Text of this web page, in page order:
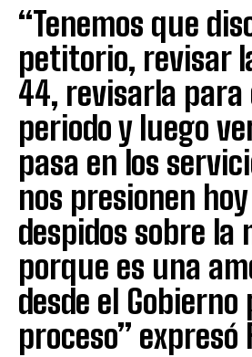
“Tenemos que
petitorio, revisar
44, revisarla para
periodo y luego
pasa en los
nos presionen
despidos sobre la
porque es una
desde el
proceso” expresó